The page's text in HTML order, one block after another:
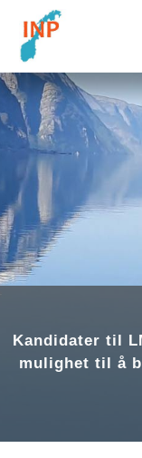
Kandidater til
mulighet til å